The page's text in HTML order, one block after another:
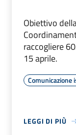
Obiettivo
raccogliere
15 aprile.
Comunicazione
LEGGI DI PIÙ